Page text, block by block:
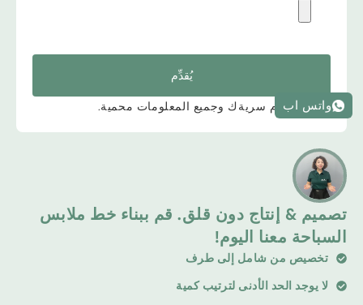
تصميم & إنتاج دون قلق. قم ببناء خط ملابس
السباحة معنا اليوم!
تخصيص من شامل إلى طرف
لا يوجد الحد الأدنى لترتيب كمية
يُقدِّم
*نحن نحترم سريةك وجميع المعلومات محمية.
واتس اب